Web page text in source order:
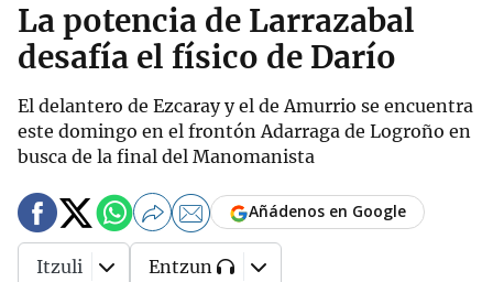
La potencia de Larrazabal
desafía el físico de Darío
El delantero de Ezcaray y el de Amurrio se encuentra
este domingo en el frontón Adarraga de Logroño en
busca de la final del Manomanista
Añádenos en Google
Itzuli Entzun